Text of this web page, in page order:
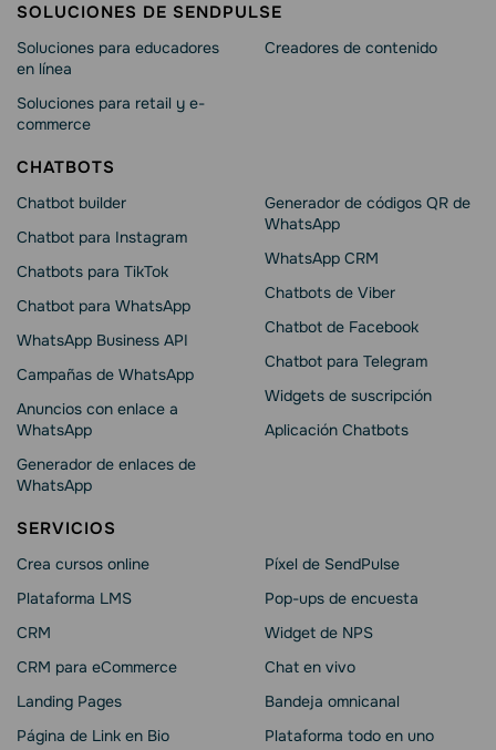
SOLUCIONES DE SENDPULSE
Soluciones para educadores
en línea
Soluciones para retail y e-
commerce
Creadores de contenido
CHATBOTS
Chatbot builder
Chatbot para Instagram
Chatbots para TikTok
Chatbot para WhatsApp
WhatsApp Business API
Campañas de WhatsApp
Anuncios con enlace a
WhatsApp
Generador de enlaces de
WhatsApp
Generador de códigos QR de
WhatsApp
WhatsApp CRM
Chatbots de Viber
Chatbot de Facebook
Chatbot para Telegram
Widgets de suscripción
Aplicación Chatbots
SERVICIOS
Crea cursos online
Plataforma LMS
CRM
CRM para eCommerce
Landing Pages
Página de Link en Bio
Píxel de SendPulse
Pop-ups de encuesta
Widget de NPS
Chat en vivo
Bandeja omnicanal
Plataforma todo en uno